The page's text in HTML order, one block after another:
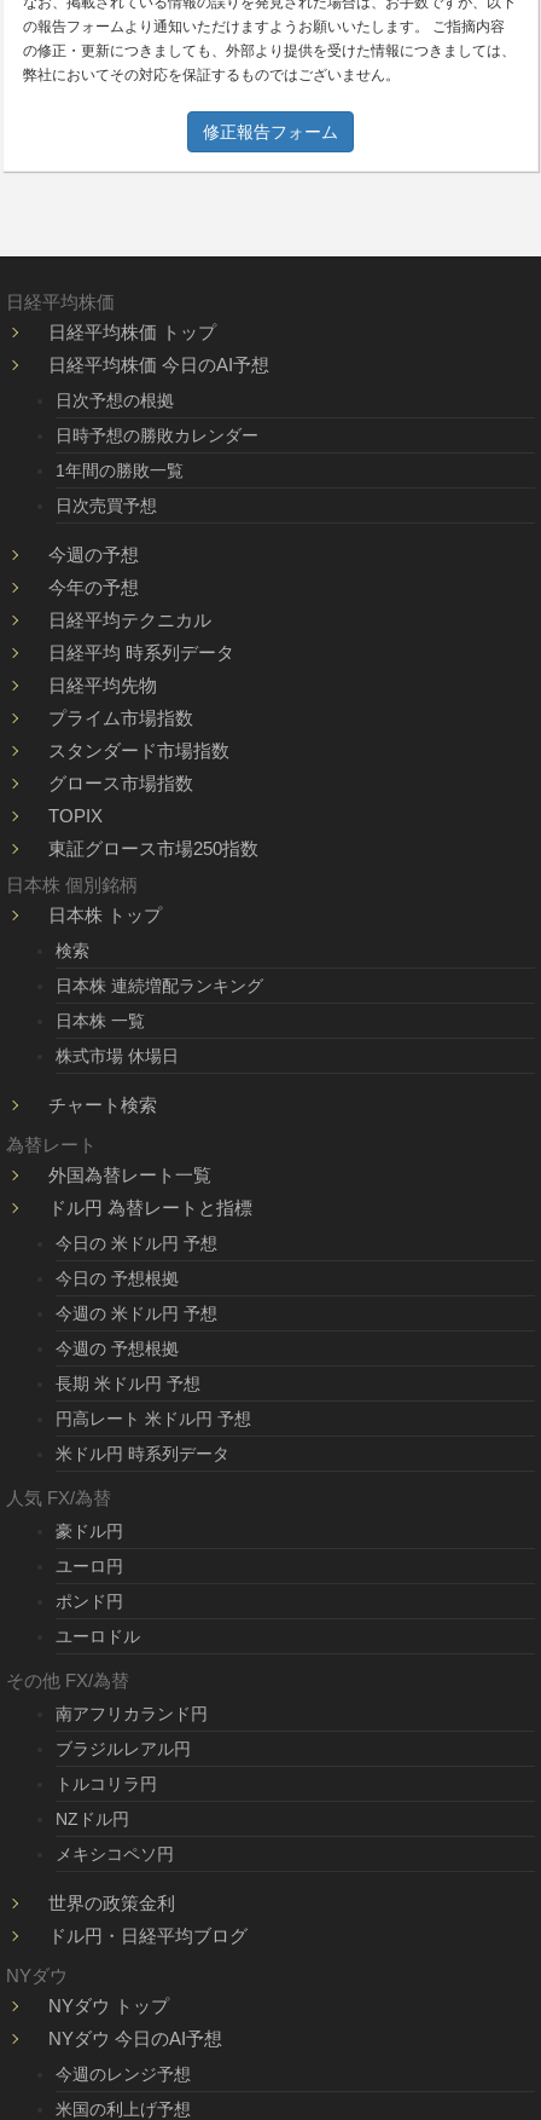
の報告フォームより通知いただけますようお願いいたします。 ご指摘内容
の修正・更新につきましても、外部より提供を受けた情報につきましては、
弊社においてその対応を保証するものではございません。
修正報告フォーム
日経平均株価
日経平均株価 トップ
日経平均株価 今日のAI予想
日次予想の根拠
日時予想の勝敗カレンダー
1年間の勝敗一覧
日次売買予想
今週の予想
今年の予想
日経平均テクニカル
日経平均 時系列データ
日経平均先物
プライム市場指数
スタンダード市場指数
グロース市場指数
TOPIX
東証グロース市場250指数
日本株 個別銘柄
日本株 トップ
検索
日本株 連続増配ランキング
日本株 一覧
株式市場 休場日
チャート検索
為替レート
外国為替レート一覧
ドル円 為替レートと指標
今日の 米ドル円 予想
今日の 予想根拠
今週の 米ドル円 予想
今週の 予想根拠
長期 米ドル円 予想
円高レート 米ドル円 予想
米ドル円 時系列データ
人気 FX/為替
豪ドル円
ユーロ円
ポンド円
ユーロドル
その他 FX/為替
南アフリカランド円
ブラジルレアル円
トルコリラ円
NZドル円
メキシコペソ円
世界の政策金利
ドル円・日経平均ブログ
NYダウ
NYダウ トップ
NYダウ 今日のAI予想
今週のレンジ予想
米国の利上げ予想